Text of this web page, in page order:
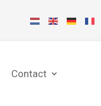
Contact